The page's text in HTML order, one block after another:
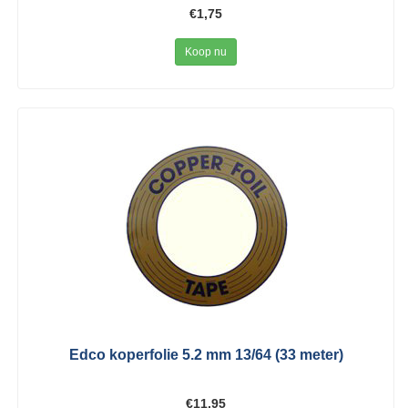
€1,75
Koop nu
Edco koperfolie 5.2 mm 13/64 (33 meter)
€11,95